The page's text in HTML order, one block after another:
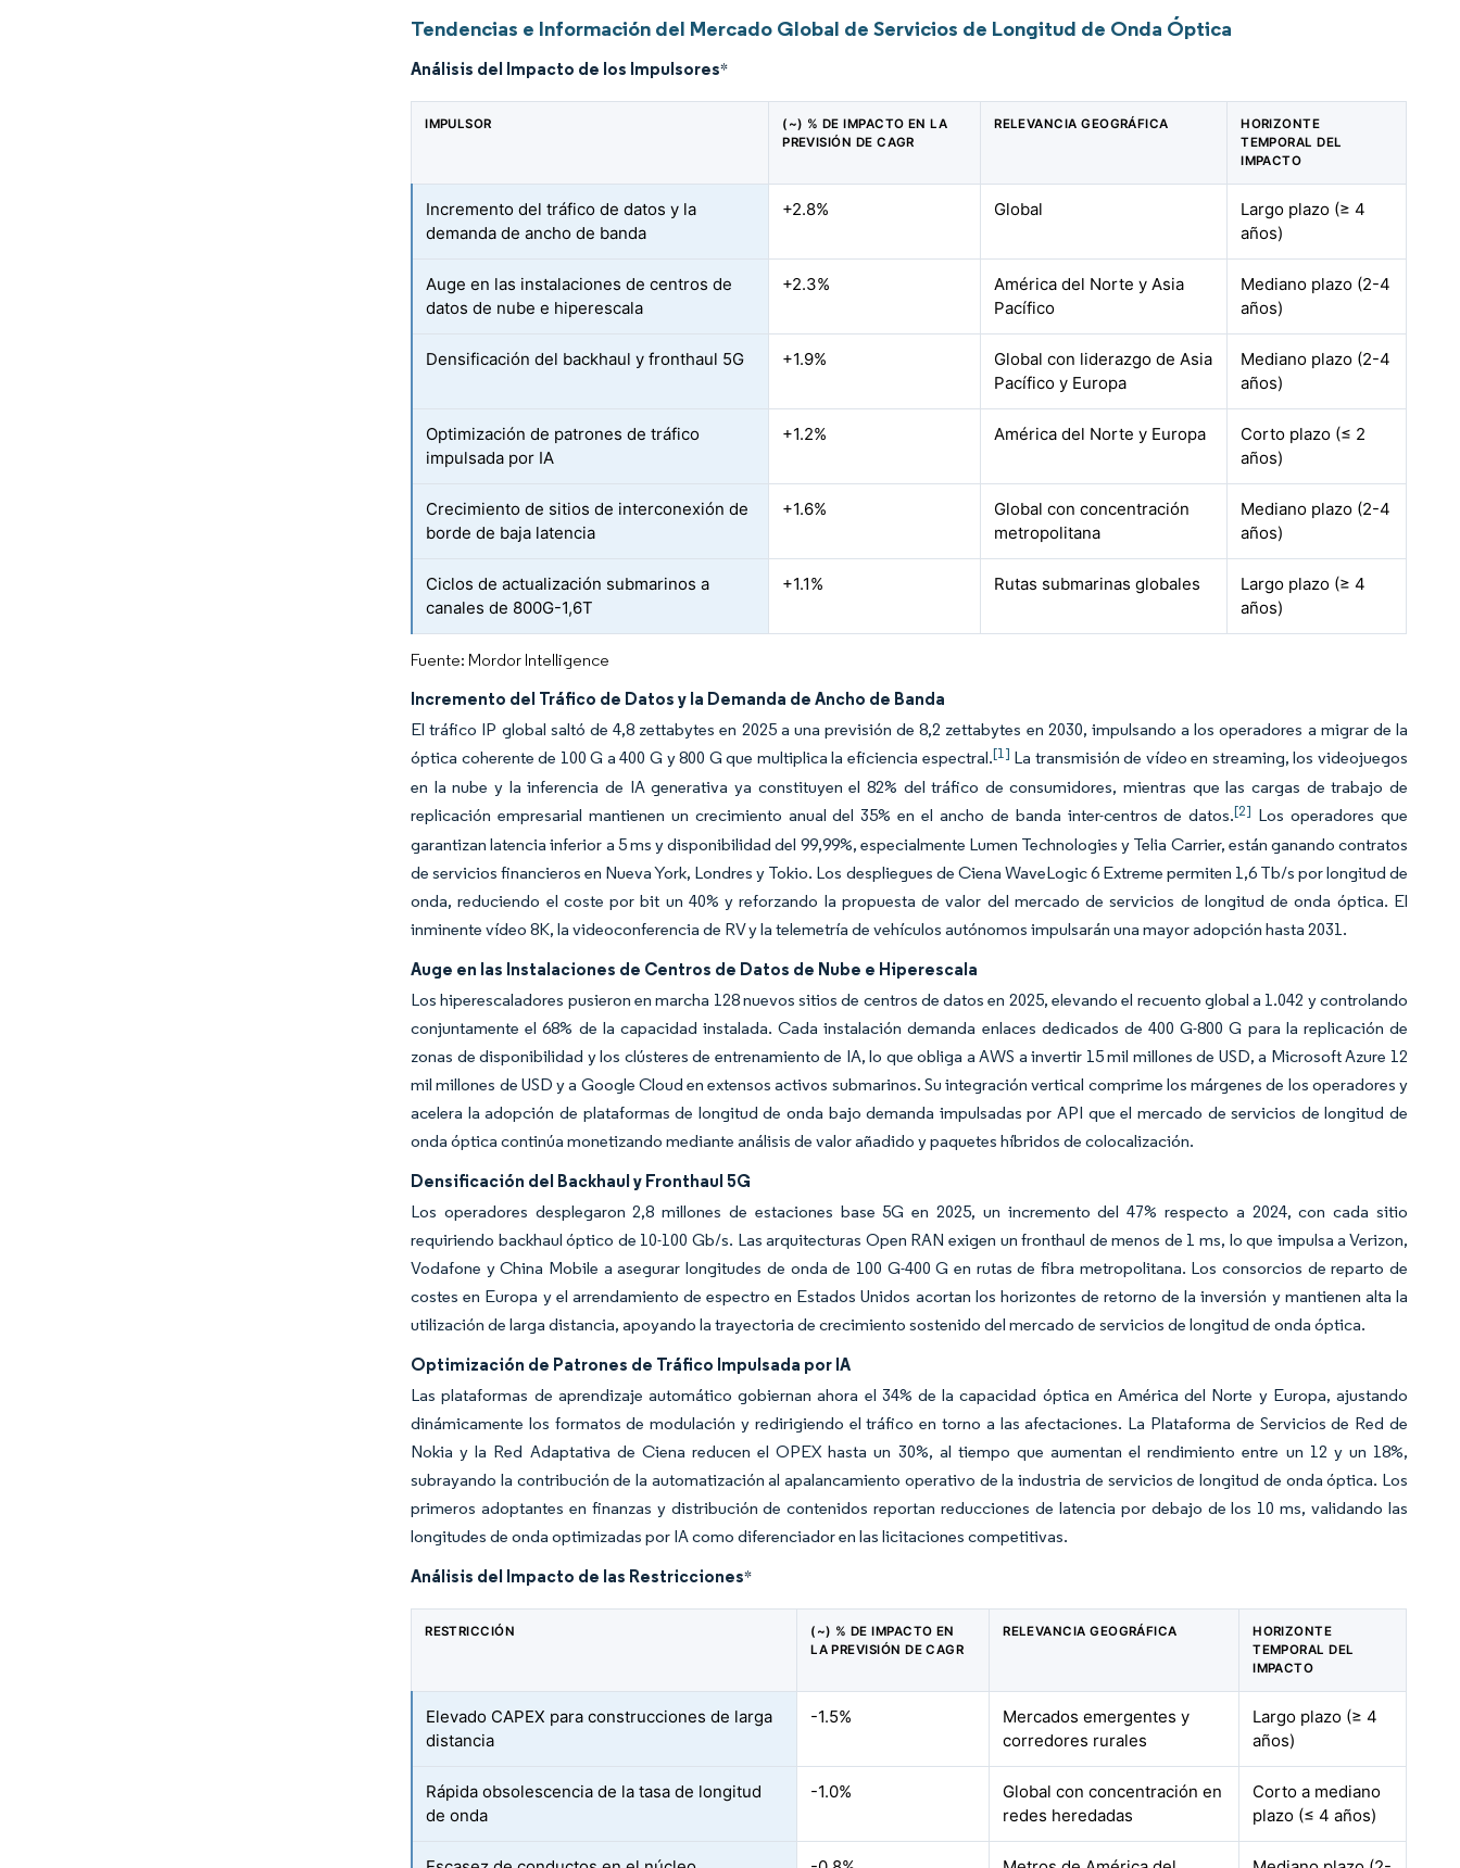
Tendencias e Información del Mercado Global de Servicios de Longitud de Onda Óptica
Análisis del Impacto de los Impulsores*
IMPULSOR
(~) % DE IMPACTO EN LA
PREVISIÓN DE CAGR
RELEVANCIA GEOGRÁFICA
HORIZONTE
TEMPORAL DEL
IMPACTO
Incremento del tráfico de datos y la
demanda de ancho de banda
+2.8% Global
Largo plazo (≥ 4
años)
Auge en las instalaciones de centros de
datos de nube e hiperescala
+2.3%
América del Norte y Asia
Pacífico
Mediano plazo (2-4
años)
Densificación del backhaul y fronthaul 5G +1.9%
Global con liderazgo de Asia
Pacífico y Europa
Mediano plazo (2-4
años)
Optimización de patrones de tráfico
impulsada por IA
+1.2% América del Norte y Europa
Corto plazo (≤ 2
años)
Crecimiento de sitios de interconexión de
borde de baja latencia
+1.6%
Global con concentración
metropolitana
Mediano plazo (2-4
años)
Ciclos de actualización submarinos a
canales de 800G-1,6T
+1.1% Rutas submarinas globales
Largo plazo (≥ 4
años)
Fuente: Mordor Intelligence
Incremento del Tráfico de Datos y la Demanda de Ancho de Banda
El tráfico IP global saltó de 4,8 zettabytes en 2025 a una previsión de 8,2 zettabytes en 2030, impulsando a los operadores a migrar de la
óptica coherente de 100 G a 400 G y 800 G que multiplica la eficiencia espectral.[1] La transmisión de vídeo en streaming, los videojuegos
en la nube y la inferencia de IA generativa ya constituyen el 82% del tráfico de consumidores, mientras que las cargas de trabajo de
replicación empresarial mantienen un crecimiento anual del 35% en el ancho de banda inter-centros de datos.[2] Los operadores que
garantizan latencia inferior a 5 ms y disponibilidad del 99,99%, especialmente Lumen Technologies y Telia Carrier, están ganando contratos
de servicios financieros en Nueva York, Londres y Tokio. Los despliegues de Ciena WaveLogic 6 Extreme permiten 1,6 Tb/s por longitud de
onda, reduciendo el coste por bit un 40% y reforzando la propuesta de valor del mercado de servicios de longitud de onda óptica. El
inminente vídeo 8K, la videoconferencia de RV y la telemetría de vehículos autónomos impulsarán una mayor adopción hasta 2031.
Auge en las Instalaciones de Centros de Datos de Nube e Hiperescala
Los hiperescaladores pusieron en marcha 128 nuevos sitios de centros de datos en 2025, elevando el recuento global a 1.042 y controlando
conjuntamente el 68% de la capacidad instalada. Cada instalación demanda enlaces dedicados de 400 G-800 G para la replicación de
zonas de disponibilidad y los clústeres de entrenamiento de IA, lo que obliga a AWS a invertir 15 mil millones de USD, a Microsoft Azure 12
mil millones de USD y a Google Cloud en extensos activos submarinos. Su integración vertical comprime los márgenes de los operadores y
acelera la adopción de plataformas de longitud de onda bajo demanda impulsadas por API que el mercado de servicios de longitud de
onda óptica continúa monetizando mediante análisis de valor añadido y paquetes híbridos de colocalización.
Densificación del Backhaul y Fronthaul 5G
Los operadores desplegaron 2,8 millones de estaciones base 5G en 2025, un incremento del 47% respecto a 2024, con cada sitio
requiriendo backhaul óptico de 10-100 Gb/s. Las arquitecturas Open RAN exigen un fronthaul de menos de 1 ms, lo que impulsa a Verizon,
Vodafone y China Mobile a asegurar longitudes de onda de 100 G-400 G en rutas de fibra metropolitana. Los consorcios de reparto de
costes en Europa y el arrendamiento de espectro en Estados Unidos acortan los horizontes de retorno de la inversión y mantienen alta la
utilización de larga distancia, apoyando la trayectoria de crecimiento sostenido del mercado de servicios de longitud de onda óptica.
Optimización de Patrones de Tráfico Impulsada por IA
Las plataformas de aprendizaje automático gobiernan ahora el 34% de la capacidad óptica en América del Norte y Europa, ajustando
dinámicamente los formatos de modulación y redirigiendo el tráfico en torno a las afectaciones. La Plataforma de Servicios de Red de
Nokia y la Red Adaptativa de Ciena reducen el OPEX hasta un 30%, al tiempo que aumentan el rendimiento entre un 12 y un 18%,
subrayando la contribución de la automatización al apalancamiento operativo de la industria de servicios de longitud de onda óptica. Los
primeros adoptantes en finanzas y distribución de contenidos reportan reducciones de latencia por debajo de los 10 ms, validando las
longitudes de onda optimizadas por IA como diferenciador en las licitaciones competitivas.
Análisis del Impacto de las Restricciones*
RESTRICCIÓN
(~) % DE IMPACTO EN
LA PREVISIÓN DE CAGR
RELEVANCIA GEOGRÁFICA
HORIZONTE
TEMPORAL DEL
IMPACTO
Elevado CAPEX para construcciones de larga
distancia
-1.5%
Mercados emergentes y
corredores rurales
Largo plazo (≥ 4
años)
Rápida obsolescencia de la tasa de longitud
de onda
-1.0%
Global con concentración en
redes heredadas
Corto a mediano
plazo (≤ 4 años)